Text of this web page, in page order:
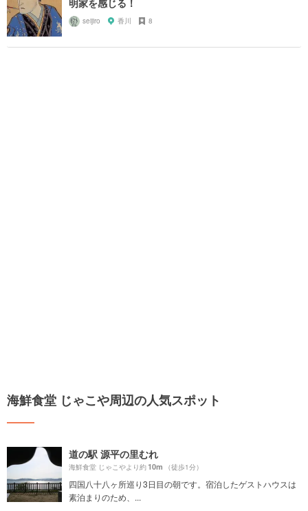
seijiro 香川 8
海鮮食堂 じゃこや周辺の人気スポット
道の駅 源平の里むれ
海鮮食堂 じゃこやより約10m （徒歩1分）
四国八十八ヶ所巡り3日目の朝です。宿泊したゲストハウスは
素泊まりのため、...